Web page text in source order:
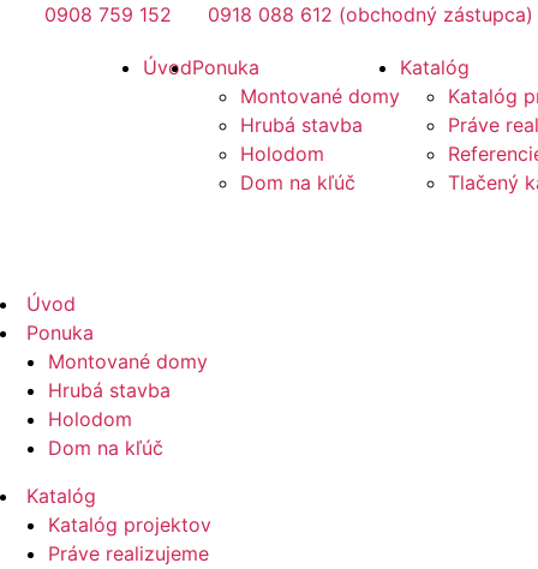
Preskočiť0908 759 152 0918 088 612 (obchodný zástupca)
Mirano
ÚvodPonuka
Montované domy
Hrubá stavba
Holodom
Dom na kľúč
Katalóg
Katalóg
Práve
Tlačený
Úvod
Ponuka
Montované domy
Hrubá stavba
Holodom
Dom na kľúč
Katalóg
Katalóg projektov
Práve realizujeme